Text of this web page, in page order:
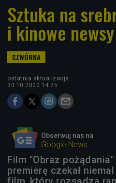
Sztuka na
i kinowe newsy
ostatnia aktualizacja:
30.10.2020 14:25
Obserwuj nas na
Google News
Film "Obraz
premierę czekał